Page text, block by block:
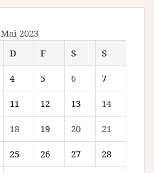
Mai 2023
D F S S
4 5 6 7
11 12 13 14
18 19 20 21
25 26 27 28